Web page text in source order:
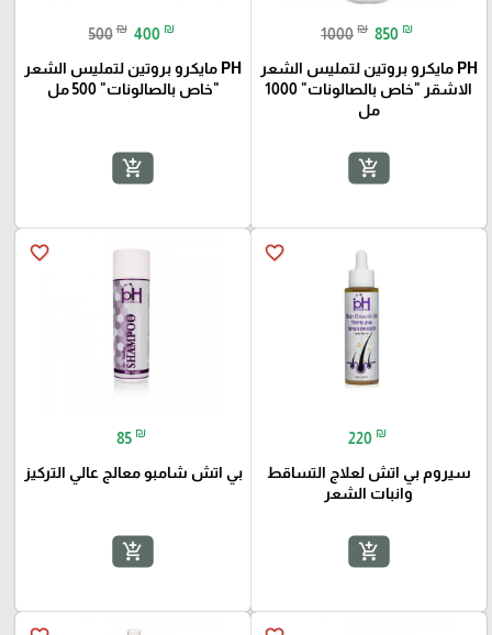
1000 ₪ 850 ₪
PH مايكرو بروتين لتمليس الشعر
الاشقر "خاص بالصالونات" 1000
مل
add_shopping_cart
500 ₪ 400 ₪
PH مايكرو بروتين لتمليس الشعر
"خاص بالصالونات" 500 مل
add_shopping_cart
favorite_border
220 ₪
سيروم بي اتش لعلاج التساقط
وانبات الشعر
add_shopping_cart
favorite_border
85 ₪
بي اتش شامبو معالج عالي التركيز
add_shopping_cart